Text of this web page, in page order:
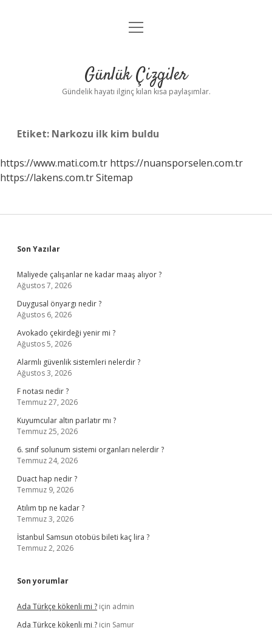
Anasayfa
Yasal Uyarı
menüyü
Günlük Çizgiler
Gündelik hayatı ilginç kılan kısa paylaşımlar.
Etiket: Narkozu ilk kim buldu
https://www.mati.com.tr https://nuansporselen.com.tr
https://lakens.com.trSitemap
Sidebar
Son Yazılar
Maliyede çalışanlar ne kadar maaş alıyor ?
Ağustos 7, 2026
Duygusal önyargı nedir ?
Ağustos 6, 2026
Avokado çekirdeği yenir mi ?
Ağustos 5, 2026
Alarmlı güvenlik sistemleri nelerdir ?
Ağustos 3, 2026
F notası nedir ?
Temmuz 27, 2026
Kuyumcular altın parlatır mı ?
Temmuz 25, 2026
6. sınıf solunum sistemi organları nelerdir ?
Temmuz 24, 2026
Duact hap nedir ?
Temmuz 9, 2026
Atılım tıp ne kadar ?
Temmuz 3, 2026
İstanbul Samsun otobüs bileti kaç lira ?
Temmuz 2, 2026
Son yorumlar
Ada Türkçe kökenli mi ? için admin
Ada Türkçe kökenli mi ? için Samur